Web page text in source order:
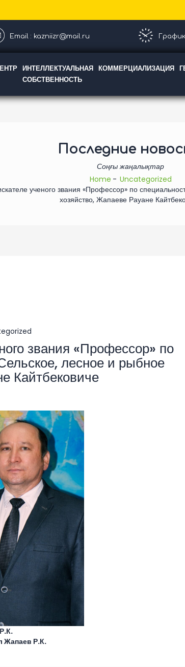
Email : kazniizr@mail.ru
ИНТЕЛЛЕКТУАЛЬНАЯ
СОБСТВЕННОСТЬ
КОММЕРЦИАЛИЗАЦИЯ
Последние
Соңғы жаңалықтар
Home
Uncategorized
ученого звания «Профессор» по
хозяйство, Жапаеве Рауане
звания «Профессор» по
лесное и рыбное
Кайтбековиче
Жапаев Р.К.